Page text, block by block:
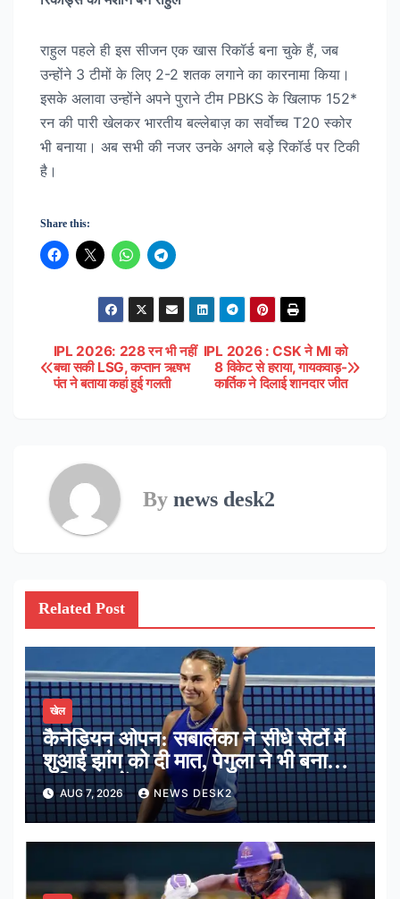
राहुल पहले ही इस सीजन एक खास रिकॉर्ड बना चुके हैं, जब
उन्होंने 3 टीमों के लिए 2-2 शतक लगाने का कारनामा किया।
इसके अलावा उन्होंने अपने पुराने टीम PBKS के खिलाफ 152*
रन की पारी खेलकर भारतीय बल्लेबाज़ का सर्वोच्च T20 स्कोर
भी बनाया। अब सभी की नजर उनके अगले बड़े रिकॉर्ड पर टिकी
है।
Share this:
Post
navigation
IPL 2026 : CSK ने MI को
8 विकेट से हराया, गायकवाड़-
कार्तिक ने दिलाई शानदार जीत
IPL 2026: 228 रन भी नहीं
बचा सकी LSG, कप्तान ऋषभ
पंत ने बताया कहां हुई गलती
By news desk2
Related Post
खेल
कैनेडियन ओपन: सबालेंका ने सीधे सेटों में
शुआई झांग को दी मात, पेगुला ने भी बनाई
अंतिम 16 में जगह
AUG 7, 2026 NEWS DESK2